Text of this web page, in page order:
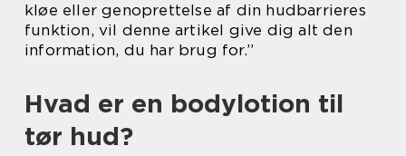
kløe eller genoprettelse af din hudbarrieres
funktion, vil denne artikel give dig alt den
information, du har brug for.”
Hvad er en bodylotion til
tør hud?